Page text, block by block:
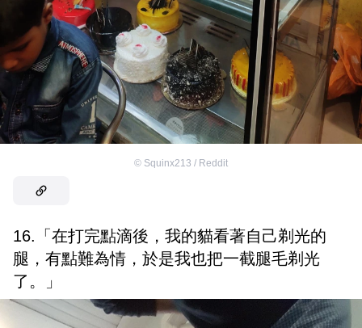
© Squinx213 / Reddit
16.「在打完點滴後，我的貓看著自己剃光的
腿，有點難為情，於是我也把一截腿毛剃光
了。」